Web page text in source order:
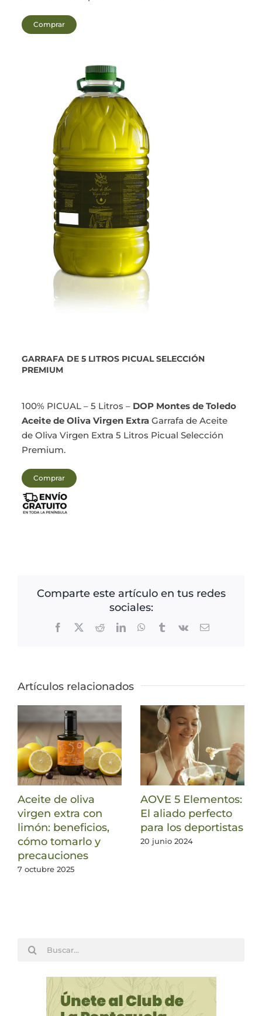
Comprar
GARRAFA DE 5 LITROS PICUAL SELECCIÓN
PREMIUM
100% PICUAL – 5 Litros – DOP Montes de Toledo
Aceite de Oliva Virgen Extra Garrafa de Aceite
de Oliva Virgen Extra 5 Litros Picual Selección
Premium.
Comprar
Comparte este artículo en tus redes
sociales:
Facebook
X RedditLinkedInWhatsApp
TumblrVk
Correo
Artículos relacionados
Aceite de oliva
virgen extra con
limón: beneficios,
cómo tomarlo y
precauciones
7 octubre 2025
AOVE 5 Elementos:
El aliado perfecto
para los deportistas
20 junio 2024
Buscar: